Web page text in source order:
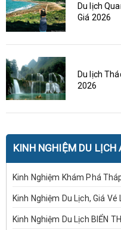
Du lịch
Giá 2026
Du lịch
2026
KINH NGHIỆM DU LỊCH
Kinh Nghiệm Khám Phá
Kinh Nghiệm Du Lịch, Giá
Kinh Nghiệm Du Lịch BIỂN